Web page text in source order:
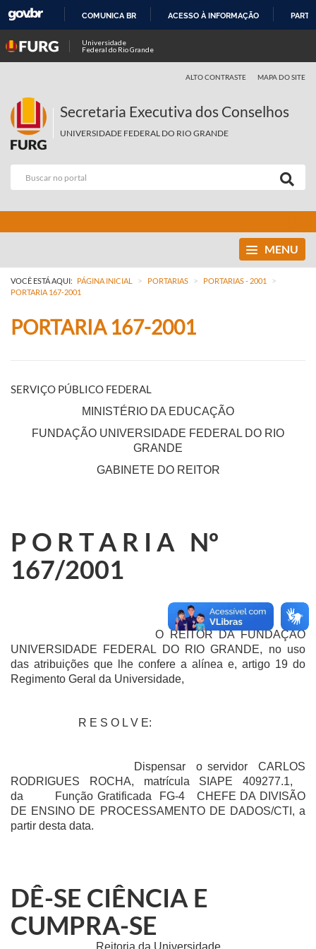
COMUNICA BR ACESSO À INFORMAÇÃO
Universidade
Federal do Rio Grande
ALTO CONTRASTE MAPA DO SITE
Secretaria Executiva dos Conselhos
UNIVERSIDADE FEDERAL DO RIO GRANDE
MENU
VOCÊ ESTÁ AQUI: PÁGINA INICIAL > PORTARIAS > PORTARIAS - 2001 >
PORTARIA 167-2001
PORTARIA 167-2001
SERVIÇO PÚBLICO FEDERAL
MINISTÉRIO DA EDUCAÇÃO
FUNDAÇÃO UNIVERSIDADE FEDERAL DO RIO
GRANDE
GABINETE DO REITOR
P O R T A R I A Nº
167/2001
O REITOR DA FUNDAÇÃO
UNIVERSIDADE FEDERAL DO RIO GRANDE, no uso
das atribuições que lhe confere a alínea e, artigo 19 do
Regimento Geral da Universidade,
R E S O L V E:
Dispensar o servidor
CARLOS
RODRIGUES ROCHA, matrícula SIAPE 409277.1,
da
Função Gratificada FG-4 
CHEFE DA DIVISÃO
DE ENSINO DE PROCESSAMENTO DE DADOS/CTI, a
partir desta data.
DÊ-SE CIÊNCIA E
CUMPRA-SE
Reitoria da Universidade